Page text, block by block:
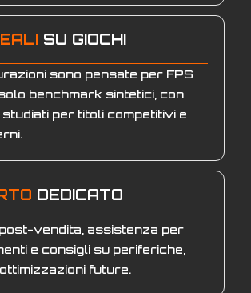
SU GIOCHI
sono pensate per FPS
benchmark sintetici, con
per titoli competitivi e
DEDICATO
vendita, assistenza per
e consigli su periferiche,
future.